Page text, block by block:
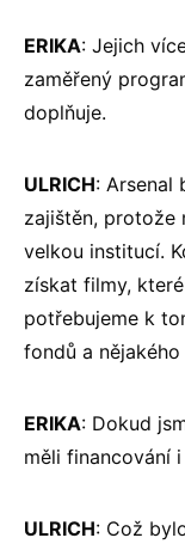
ERIKA: Jejich
zaměřený
doplňuje.
ULRICH: Arsenal
zajištěn, protože
velkou institucí.
získat filmy,
potřebujeme k
fondů a
ERIKA: Dokud
měli financování
ULRICH: Což